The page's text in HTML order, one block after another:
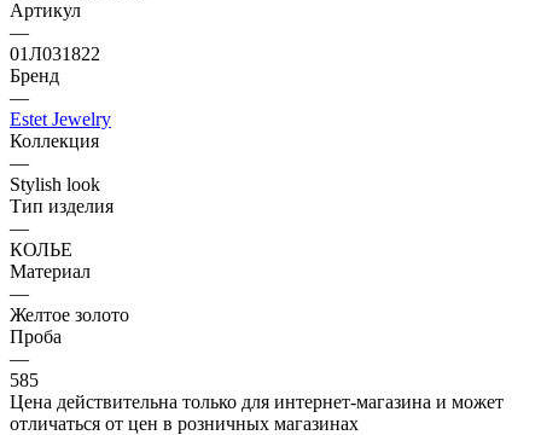
Артикул
—
01Л031822
Бренд
—
Estet Jewelry
Коллекция
—
Stylish look
Тип изделия
—
КОЛЬЕ
Материал
—
Желтое золото
Проба
—
585
Цена действительна только для интернет-магазина и может
отличаться от цен в розничных магазинах